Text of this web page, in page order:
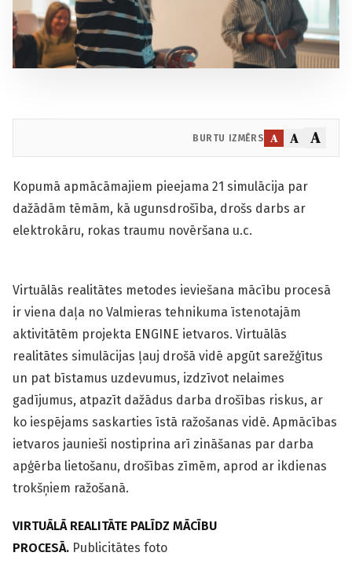
BURTU IZMĒRS A A A
Kopumā apmācāmajiem pieejama 21 simulācija par
dažādām tēmām, kā ugunsdrošība, drošs darbs ar
elektrokāru, rokas traumu novēršana u.c.
Virtuālās realitātes metodes ieviešana mācību procesā
ir viena daļa no Valmieras tehnikuma īstenotajām
aktivitātēm projekta ENGINE ietvaros. Virtuālās
realitātes simulācijas ļauj drošā vidē apgūt sarežģītus
un pat bīstamus uzdevumus, izdzīvot nelaimes
gadījumus, atpazīt dažādus darba drošības riskus, ar
ko iespējams saskarties īstā ražošanas vidē. Apmācības
ietvaros jaunieši nostiprina arī zināšanas par darba
apģērba lietošanu, drošības zīmēm, aprod ar ikdienas
trokšņiem ražošanā.
VIRTUĀLĀ REALITĀTE PALĪDZ MĀCĪBU
PROCESĀ. Publicitātes foto